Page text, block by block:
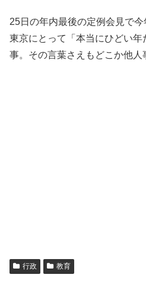
25日の年内最後の定例会見で
東京にとって「本当にひどい
事。その言葉さえもどこか他人
行政 教育